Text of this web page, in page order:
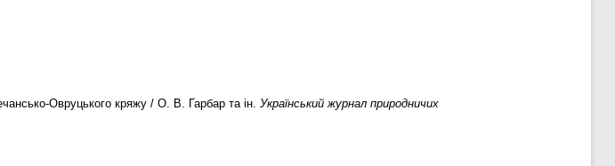
Овруцького кряжу / О. В. Гарбар та ін. Український журнал природничих